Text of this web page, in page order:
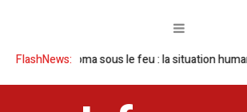
FlashNews:
Goma sous le feu : la situation humanitaire